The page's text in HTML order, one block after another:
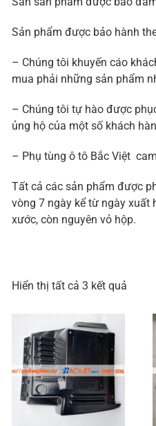
Sản phẩm được bảo hành
– Chúng tôi khuyến cáo
mua phải những sản phẩm
– Chúng tôi tự hào được
ủng hộ của một số khách
– Phụ tùng ô tô Bắc Việt
Tất cả các sản phẩm được
vòng 7 ngày kể từ ngày xuất
xước, còn nguyên vỏ hộp.
Hiển thị tất cả 3 kết quả